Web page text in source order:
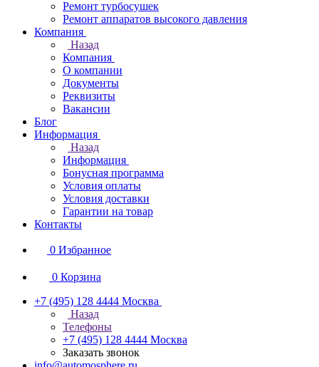
Ремонт турбосушек
Ремонт аппаратов высокого давления
Компания
Назад
Компания
О компании
Документы
Реквизиты
Вакансии
Блог
Информация
Назад
Информация
Бонусная программа
Условия оплаты
Условия доставки
Гарантии на товар
Контакты
0 Избранное
0 Корзина
+7 (495) 128 4444 Москва
Назад
Телефоны
+7 (495) 128 4444 Москва
Заказать звонок